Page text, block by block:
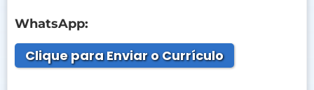
WhatsApp:
Clique para Enviar o Currículo